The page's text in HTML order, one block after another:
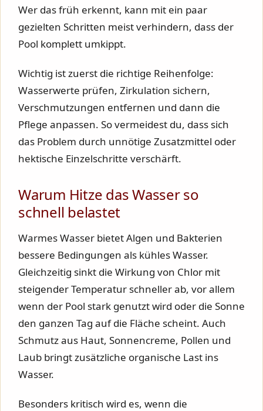
Wer das früh erkennt, kann mit ein paar
gezielten Schritten meist verhindern, dass der
Pool komplett umkippt.
Wichtig ist zuerst die richtige Reihenfolge:
Wasserwerte prüfen, Zirkulation sichern,
Verschmutzungen entfernen und dann die
Pflege anpassen. So vermeidest du, dass sich
das Problem durch unnötige Zusatzmittel oder
hektische Einzelschritte verschärft.
Warum Hitze das Wasser so
schnell belastet
Warmes Wasser bietet Algen und Bakterien
bessere Bedingungen als kühles Wasser.
Gleichzeitig sinkt die Wirkung von Chlor mit
steigender Temperatur schneller ab, vor allem
wenn der Pool stark genutzt wird oder die Sonne
den ganzen Tag auf die Fläche scheint. Auch
Schmutz aus Haut, Sonnencreme, Pollen und
Laub bringt zusätzliche organische Last ins
Wasser.
Besonders kritisch wird es, wenn die